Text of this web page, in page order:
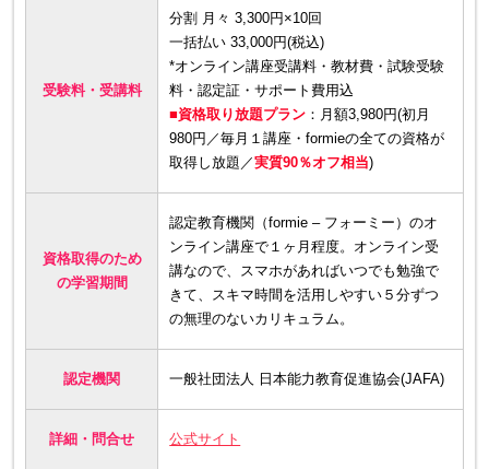
受験料・受講料
分割 月々 3,300円×10回
一括払い 33,000円(税込)
*オンライン講座受講料・教材費・試験受験
料・認定証・サポート費用込
■資格取り放題プラン ：月額3,980円(初月
980円／毎月１講座・formieの全ての資格が
取得し放題／実質90％オフ相当)
資格取得のため
の学習期間
認定教育機関（formie – フォーミー）のオ
ンライン講座で１ヶ月程度。オンライン受
講なので、スマホがあればいつでも勉強で
きて、スキマ時間を活用しやすい５分ずつ
の無理のないカリキュラム。
認定機関 一般社団法人 日本能力教育促進協会(JAFA)
詳細・問合せ 公式サイト